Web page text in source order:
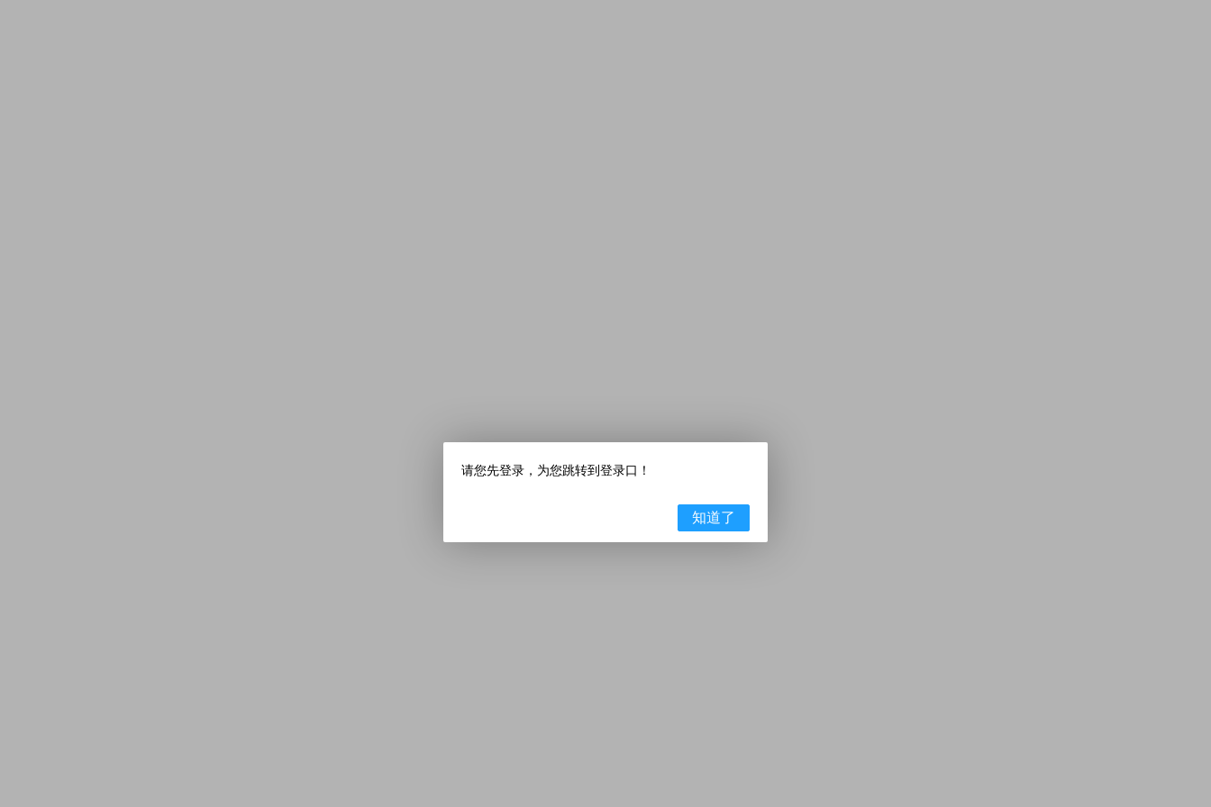
请您先登录，为您跳转到登录口！
知道了